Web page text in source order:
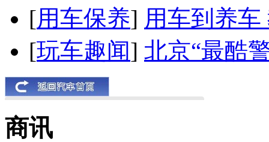
[用车保养] 用车到养
[玩车趣闻] 北京“最酷
商讯